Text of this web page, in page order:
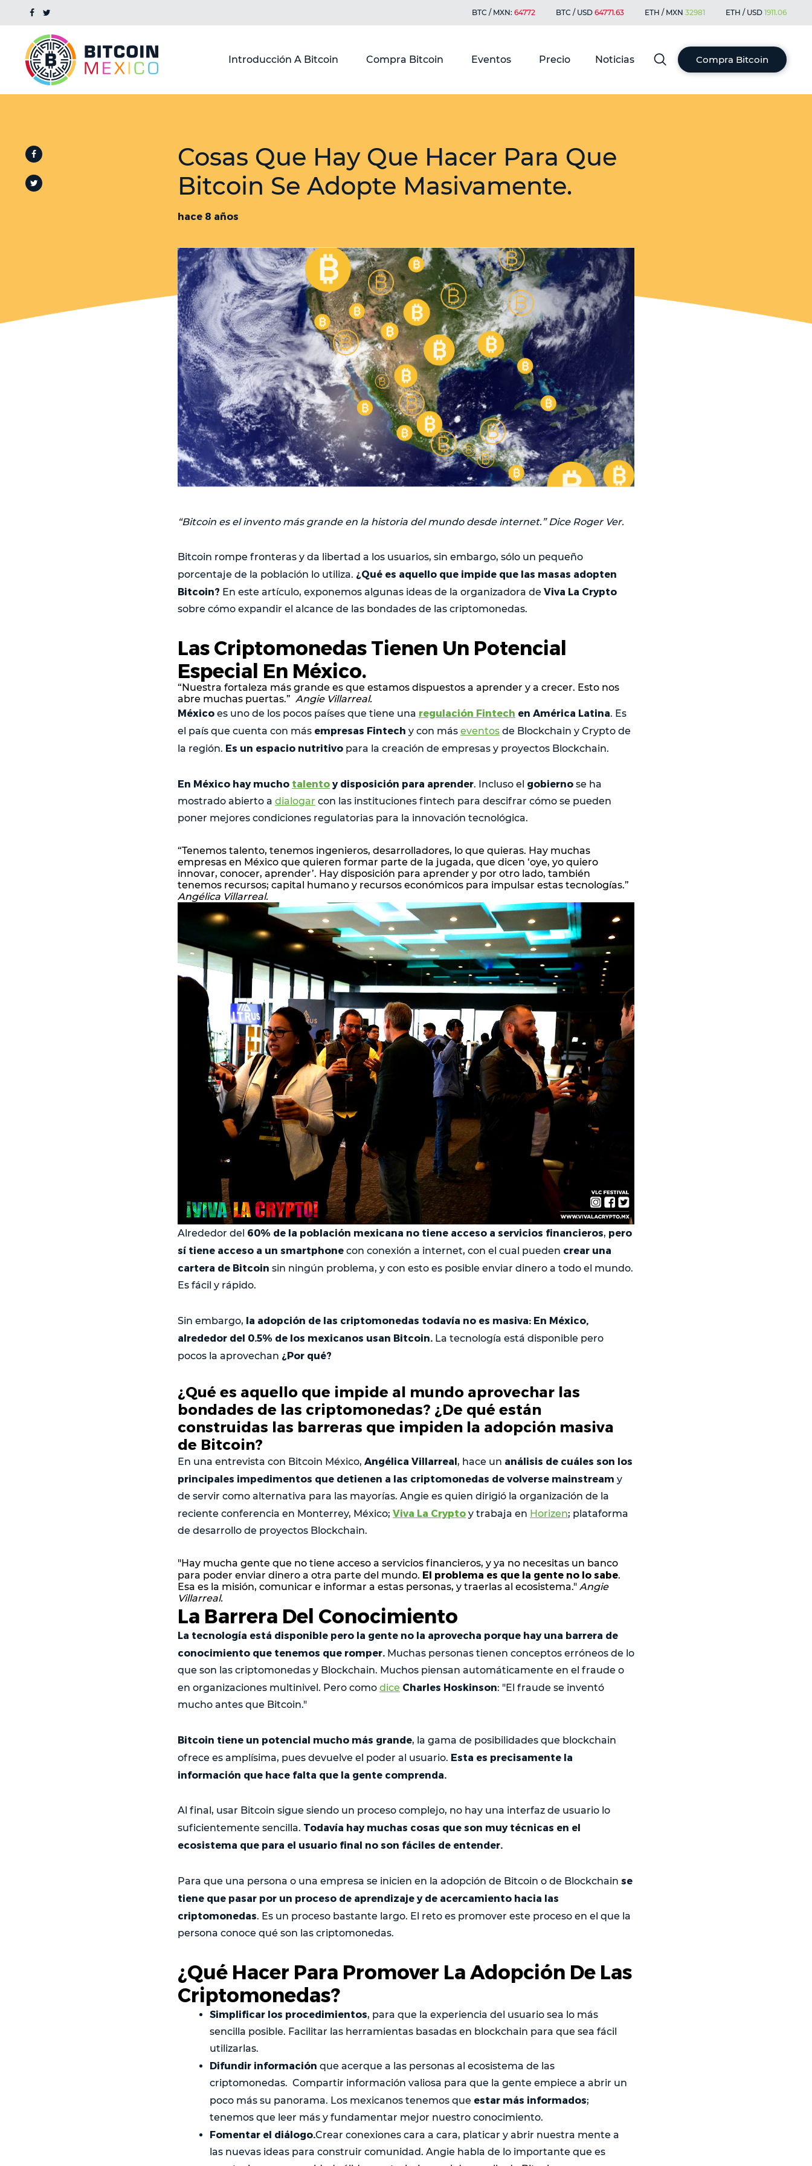
BTC / MXN: 64772 BTC / USD 64771.63 ETH / MXN 32981 ETH / USD 1911.06
Introducción A Bitcoin Compra Bitcoin Eventos Precio Noticias Compra Bitcoin
Cosas Que Hay Que Hacer Para Que
Bitcoin Se Adopte Masivamente.
hace 8 años
“Bitcoin es el invento más grande en la historia del mundo desde internet.” Dice Roger Ver.
Bitcoin rompe fronteras y da libertad a los usuarios, sin embargo, sólo un pequeño
porcentaje de la población lo utiliza. ¿Qué es aquello que impide que las masas adopten
Bitcoin? En este artículo, exponemos algunas ideas de la organizadora de Viva La Crypto
sobre cómo expandir el alcance de las bondades de las criptomonedas.
Las Criptomonedas Tienen Un Potencial
Especial En México.
“Nuestra fortaleza más grande es que estamos dispuestos a aprender y a crecer. Esto nos
abre muchas puertas.” Angie Villarreal.
México es uno de los pocos países que tiene una regulación Fintech en América Latina. Es
el país que cuenta con más empresas Fintech y con más eventos de Blockchain y Crypto de
la región. Es un espacio nutritivo para la creación de empresas y proyectos Blockchain.
En México hay mucho talento y disposición para aprender. Incluso el gobierno se ha
mostrado abierto a dialogar con las instituciones fintech para descifrar cómo se pueden
poner mejores condiciones regulatorias para la innovación tecnológica.
“Tenemos talento, tenemos ingenieros, desarrolladores, lo que quieras. Hay muchas
empresas en México que quieren formar parte de la jugada, que dicen ‘oye, yo quiero
innovar, conocer, aprender’. Hay disposición para aprender y por otro lado, también
tenemos recursos; capital humano y recursos económicos para impulsar estas tecnologías.”
Angélica Villarreal.
Alrededor del 60% de la población mexicana no tiene acceso a servicios financieros, pero
sí tiene acceso a un smartphone con conexión a internet, con el cual pueden crear una
cartera de Bitcoin sin ningún problema, y con esto es posible enviar dinero a todo el mundo.
Es fácil y rápido.
Sin embargo, la adopción de las criptomonedas todavía no es masiva: En México,
alrededor del 0.5% de los mexicanos usan Bitcoin. La tecnología está disponible pero
pocos la aprovechan ¿Por qué?
¿Qué es aquello que impide al mundo aprovechar las
bondades de las criptomonedas? ¿De qué están
construidas las barreras que impiden la adopción masiva
de Bitcoin?
En una entrevista con Bitcoin México, Angélica Villarreal, hace un análisis de cuáles son los
principales impedimentos que detienen a las criptomonedas de volverse mainstream y
de servir como alternativa para las mayorías. Angie es quien dirigió la organización de la
reciente conferencia en Monterrey, México; Viva La Crypto y trabaja en Horizen; plataforma
de desarrollo de proyectos Blockchain.
"Hay mucha gente que no tiene acceso a servicios financieros, y ya no necesitas un banco
para poder enviar dinero a otra parte del mundo. El problema es que la gente no lo sabe.
Esa es la misión, comunicar e informar a estas personas, y traerlas al ecosistema." Angie
Villarreal.
La Barrera Del Conocimiento
La tecnología está disponible pero la gente no la aprovecha porque hay una barrera de
conocimiento que tenemos que romper. Muchas personas tienen conceptos erróneos de lo
que son las criptomonedas y Blockchain. Muchos piensan automáticamente en el fraude o
en organizaciones multinivel. Pero como dice Charles Hoskinson: "El fraude se inventó
mucho antes que Bitcoin."
Bitcoin tiene un potencial mucho más grande, la gama de posibilidades que blockchain
ofrece es amplísima, pues devuelve el poder al usuario. Esta es precisamente la
información que hace falta que la gente comprenda.
Al final, usar Bitcoin sigue siendo un proceso complejo, no hay una interfaz de usuario lo
suficientemente sencilla. Todavía hay muchas cosas que son muy técnicas en el
ecosistema que para el usuario final no son fáciles de entender.
Para que una persona o una empresa se inicien en la adopción de Bitcoin o de Blockchain se
tiene que pasar por un proceso de aprendizaje y de acercamiento hacia las
criptomonedas. Es un proceso bastante largo. El reto es promover este proceso en el que la
persona conoce qué son las criptomonedas.
¿Qué Hacer Para Promover La Adopción De Las
Criptomonedas?
Simplificar los procedimientos, para que la experiencia del usuario sea lo más
sencilla posible. Facilitar las herramientas basadas en blockchain para que sea fácil
utilizarlas.
Difundir información que acerque a las personas al ecosistema de las
criptomonedas. Compartir información valiosa para que la gente empiece a abrir un
poco más su panorama. Los mexicanos tenemos que estar más informados;
tenemos que leer más y fundamentar mejor nuestro conocimiento.
Fomentar el diálogo.Crear conexiones cara a cara, platicar y abrir nuestra mente a
las nuevas ideas para construir comunidad. Angie habla de lo importante que es